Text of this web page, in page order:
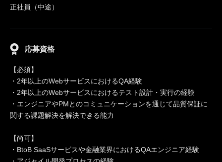
正社員（中途）
応募資格
【必須】
・2年以上のWebサービスにおけるQA経験
・2年以上のWebサービスにおけるテスト設計・実行の経験
・エンジニアやPMとのコミュニケーションを通じて品質保証に
関する課題解決を解決できる能力
【尚可】
・BtoB SaaSサービスや金融業界におけるQAエンジニア経験